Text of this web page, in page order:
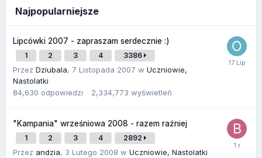
Najpopularniejsze
Lipcówki 2007 - zapraszam serdecznie :)
1 2 3 4 3386
Przez Dziubala, 7 Listopada 2007 w Uczniowie,
Nastolatki
84,630 odpowiedzi 2,334,773 wyświetleń
"Kampania" wrześniowa 2008 - razem raźniej
1 2 3 4 2892
Przez andzia, 3 Lutego 2008 w Uczniowie, Nastolatki